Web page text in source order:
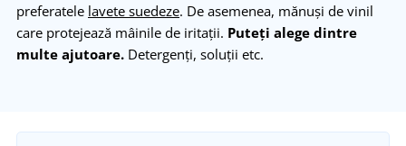
preferatele lavete suedeze. De asemenea, mănuși de vinil
care protejează mâinile de iritații. Puteți alege dintre
multe ajutoare. Detergenți, soluții etc.